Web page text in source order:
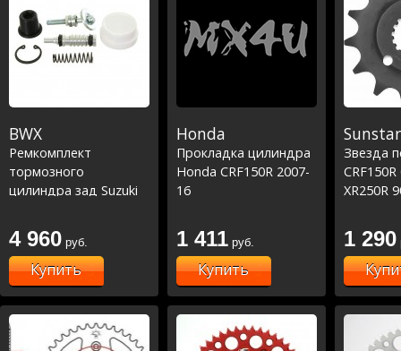
BWX
Ремкомплект
тормозного
цилиндра зад Suzuki
05-20,Yamaha WR250R
08-20 (18-1009)
4 960 руб.
Купить
Honda
Прокладка цилиндра
Honda CRF150R 2007-
16
1 411 руб.
Купить
Sunstar
Звезда
XR250R
1 290